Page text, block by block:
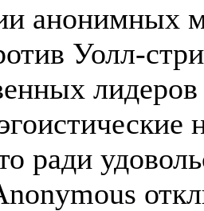
анонимных
Уолл-
ради